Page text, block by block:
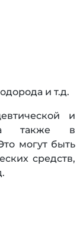
и т.д.
и
а также в
могут быть
средств,